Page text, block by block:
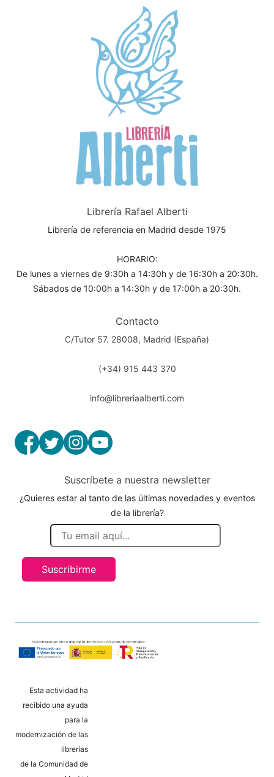
Librería Rafael Alberti
Librería de referencia en Madrid desde 1975
HORARIO:
De lunes a viernes de 9:30h a 14:30h y de 16:30h a 20:30h.
Sábados de 10:00h a 14:30h y de 17:00h a 20:30h.
Contacto
C/Tutor 57. 28008, Madrid (España)
(+34) 915 443 370
info@libreriaalberti.com
Suscríbete a nuestra newsletter
¿Quieres estar al tanto de las últimas novedades y eventos
de la librería?
Suscribirme
Esta actividad ha
recibido una ayuda
para la
modernización de las
librerías
de la Comunidad de